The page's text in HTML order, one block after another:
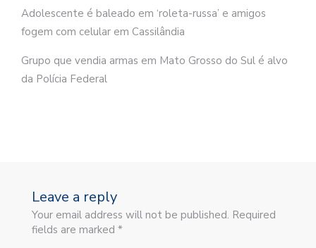
Adolescente é baleado em ‘roleta-russa’ e amigos
fogem com celular em Cassilândia
Grupo que vendia armas em Mato Grosso do Sul é alvo
da Polícia Federal
Leave a reply
Your email address will not be published. Required
fields are marked *